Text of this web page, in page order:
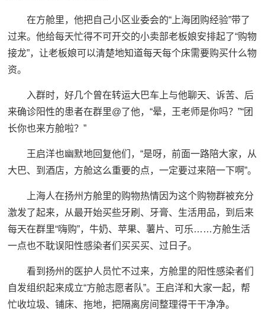
在方舱里，他把自己小区业委会的“上海团购经验”带了
过来。他给每天忙得不可开交的小卖部老板娘安排起了“购物
接龙”，让老板娘可以清楚地知道每天每个床需要购买什么物
资。
入群时，好几个曾在转运大巴车上与他聊天、诉苦、后
来确诊阳性的患者在群里@了他，“晕，王老师是你吗？”“团
长你也来方舱啦？”
王启洋也幽默地回复他们，“是呀，前面一路陪大家，从
大巴、到酒店，方舱这么重要的点，一定要过来陪一下啊”。
上海人在扬州方舱里的购物热情因为这个购物群被充分
激发了起来，从最开始买些牙刷、牙膏、生活用品，到后来
每天在群里“嗨购”，牛奶、苹果、薯片、可乐……方舱生活
一点也不耽误阳性感染者们买买买、过日子。
看到扬州的医护人员忙不过来，方舱里的阳性感染者们
自发组织起来成立“方舱志愿者队”。王启洋和大家一起，帮
忙收垃圾、铺床、拖地，把隔离房间整理得干干净净。